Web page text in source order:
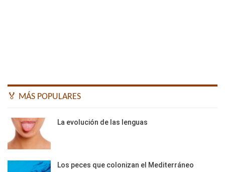
🏅 MÁS POPULARES
La evolución de las lenguas
Los peces que colonizan el Mediterráneo